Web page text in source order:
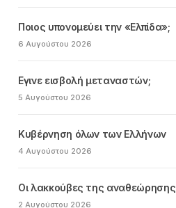
Ποιος υπονομεύει την «Ελπίδα»;
6 Αυγούστου 2026
Εγινε εισβολή μεταναστών;
5 Αυγούστου 2026
Κυβέρνηση όλων των Ελλήνων
4 Αυγούστου 2026
Οι λακκούβες της αναθεώρησης
2 Αυγούστου 2026